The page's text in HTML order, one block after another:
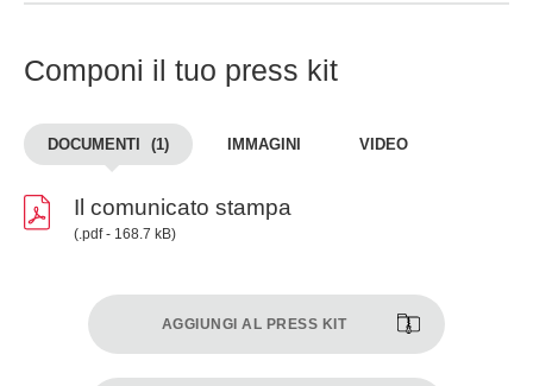
Componi il tuo press kit
DOCUMENTI (1) IMMAGINI VIDEO
Il comunicato stampa
(.pdf - 168.7 kB)
AGGIUNGI AL PRESS KIT